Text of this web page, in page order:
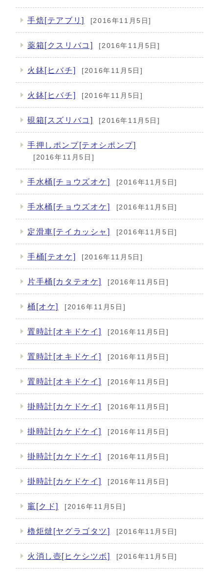
手焙[テアブリ] [2016年11月5日]
薬箱[クスリバコ] [2016年11月5日]
火鉢[ヒバチ] [2016年11月5日]
火鉢[ヒバチ] [2016年11月5日]
硯箱[スズリバコ] [2016年11月5日]
手押しポンプ[テオシポンプ]
[2016年11月5日]
手水桶[チョウズオケ] [2016年11月5日]
手水桶[チョウズオケ] [2016年11月5日]
定滑車[テイカッシャ] [2016年11月5日]
手桶[テオケ] [2016年11月5日]
片手桶[カタテオケ] [2016年11月5日]
桶[オケ] [2016年11月5日]
置時計[オキドケイ] [2016年11月5日]
置時計[オキドケイ] [2016年11月5日]
置時計[オキドケイ] [2016年11月5日]
掛時計[カケドケイ] [2016年11月5日]
掛時計[カケドケイ] [2016年11月5日]
掛時計[カケドケイ] [2016年11月5日]
掛時計[カケドケイ] [2016年11月5日]
竈[クド] [2016年11月5日]
櫓炬燵[ヤグラゴタツ] [2016年11月5日]
火消し壺[ヒケシツボ] [2016年11月5日]